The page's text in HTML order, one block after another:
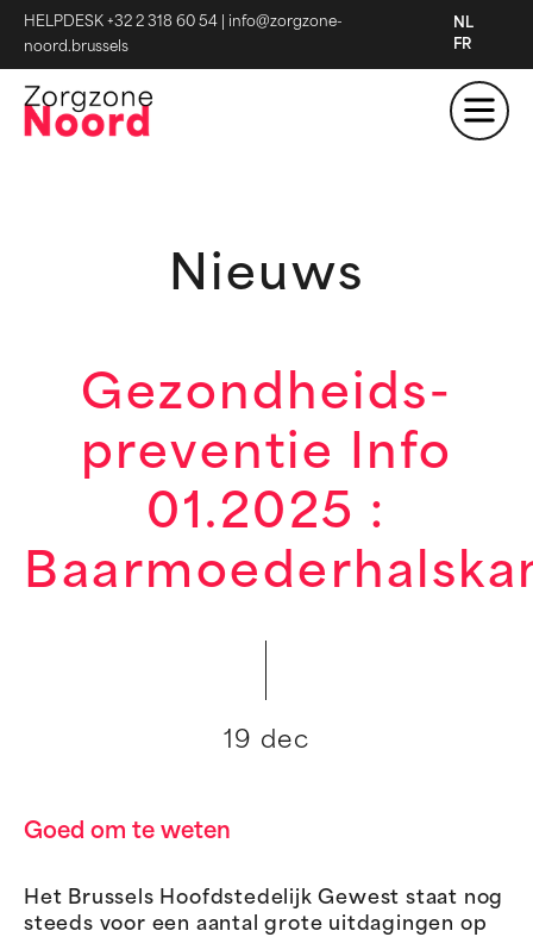
HELPDESK +32 2 318 60 54
info@zorgzone-
noord.brussels
NL
FR
Nieuws
Gezondheids-
preventie Info
01.2025 :
19 dec
Goed om te weten
Het Brussels Hoofdstedelijk Gewest staat nog
steeds voor een aantal grote uitdagingen op